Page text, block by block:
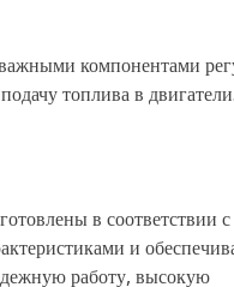
компонентами
топлива в двигатели.
в соответствии
и
работу, высокую